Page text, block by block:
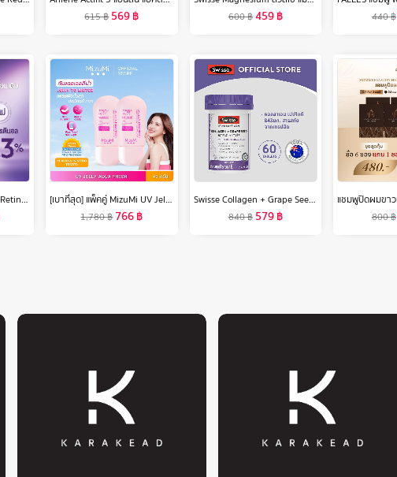
615฿569฿
600฿459฿
440฿
No7 Pure Retinol 0.3% Retinol Night Concentrate Serum 30Ml นัมเบอร์เซเว่น เพียว เรตินอล 0.3% เรตินอล ไนท์ คอนเซ็นเทรท เซรั่ม 30มล.
[เบาที่สุด] แพ็คคู่ MizuMi UV Jelly Aqua Fresh 40g กันแดดเนื้อเจลลี่น้ำ เบา เกลี่ยง่าย ผิวฉ่ำโกลว์ ปกป้องสูงสุด
1,780฿766฿
Swisse Collagen + Grape Seed สวิสเซ คอลลาเจน + เกรปซีด
840฿ 579฿
800฿